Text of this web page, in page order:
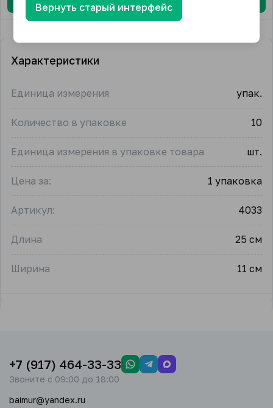
Характеристики
Единица измерения упак.
Количество в упаковке 10
Единица измерения в упаковке товара шт.
Цена за: 1 упаковка
Артикул: 4033
Длина 25 см
Ширина 11 см
+7 (917) 464-33-33
Звоните с 09:00 до 18:00
baimur@yandex.ru
Вернуть старый интерфейс